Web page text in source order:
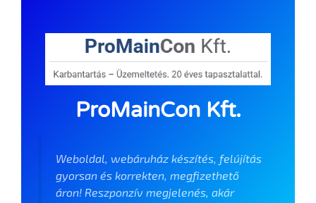
ProMainCon Kft.
Weboldal, webáruház készítés, felújítás
gyorsan és korrekten, megfizethető
áron! Reszponzív megjelenés, akár